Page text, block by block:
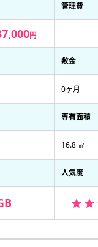
円
管理費
敷金
0ヶ月
専有面積
16.8 ㎡
人気度